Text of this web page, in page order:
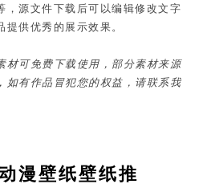
，源文件下载后可以编辑修改文字
供优秀的展示效果。
材可免费下载使用，部分素材来源
如有作品冒犯您的权益，请联系我
漫壁纸壁纸推